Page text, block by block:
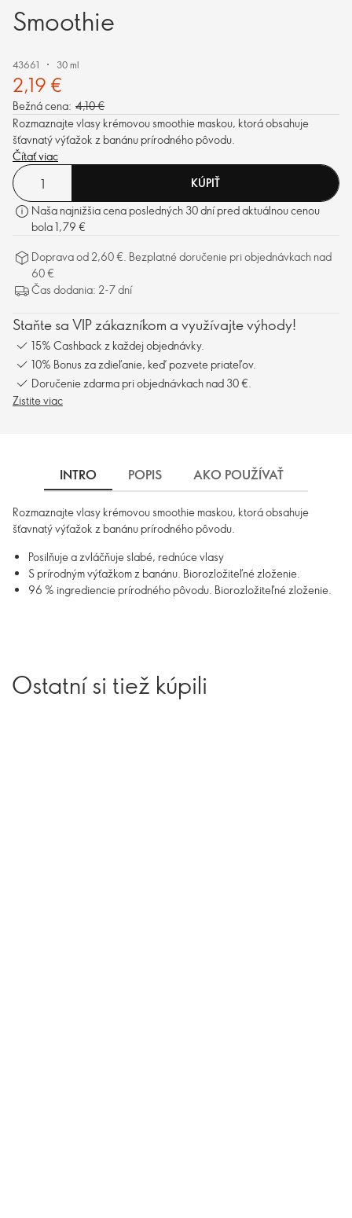
Smoothie
43661 30 ml
2,19 €
Bežná cena: 4,10 €
Rozmaznajte vlasy krémovou smoothie maskou, ktorá obsahuje
šťavnatý výťažok z banánu prírodného pôvodu.
Čítať viac
KÚPIŤ
Naša najnižšia cena posledných 30 dní pred aktuálnou cenou
bola 1,79 €
Doprava od 2,60 €. Bezplatné doručenie pri objednávkach nad
60 €
Čas dodania: 2-7 dní
Staňte sa VIP zákazníkom a využívajte výhody!
15% Cashback z každej objednávky.
10% Bonus za zdieľanie, keď pozvete priateľov.
Doručenie zdarma pri objednávkach nad 30 €.
Zistite viac
INTRO POPIS AKO POUŽÍVAŤ
Rozmaznajte vlasy krémovou smoothie maskou, ktorá obsahuje
šťavnatý výťažok z banánu prírodného pôvodu.
Posilňuje a zvláčňuje slabé, rednúce vlasy
S prírodným výťažkom z banánu. Biorozložiteľné zloženie.
96 % ingrediencie prírodného pôvodu. Biorozložiteľné zloženie.
Ostatní si tiež kúpili